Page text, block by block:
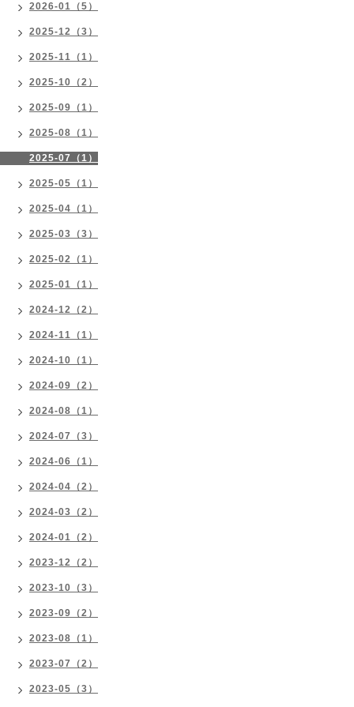
2026-01（5）
2025-12（3）
2025-11（1）
2025-10（2）
2025-09（1）
2025-08（1）
2025-07（1）
2025-05（1）
2025-04（1）
2025-03（3）
2025-02（1）
2025-01（1）
2024-12（2）
2024-11（1）
2024-10（1）
2024-09（2）
2024-08（1）
2024-07（3）
2024-06（1）
2024-04（2）
2024-03（2）
2024-01（2）
2023-12（2）
2023-10（3）
2023-09（2）
2023-08（1）
2023-07（2）
2023-05（3）